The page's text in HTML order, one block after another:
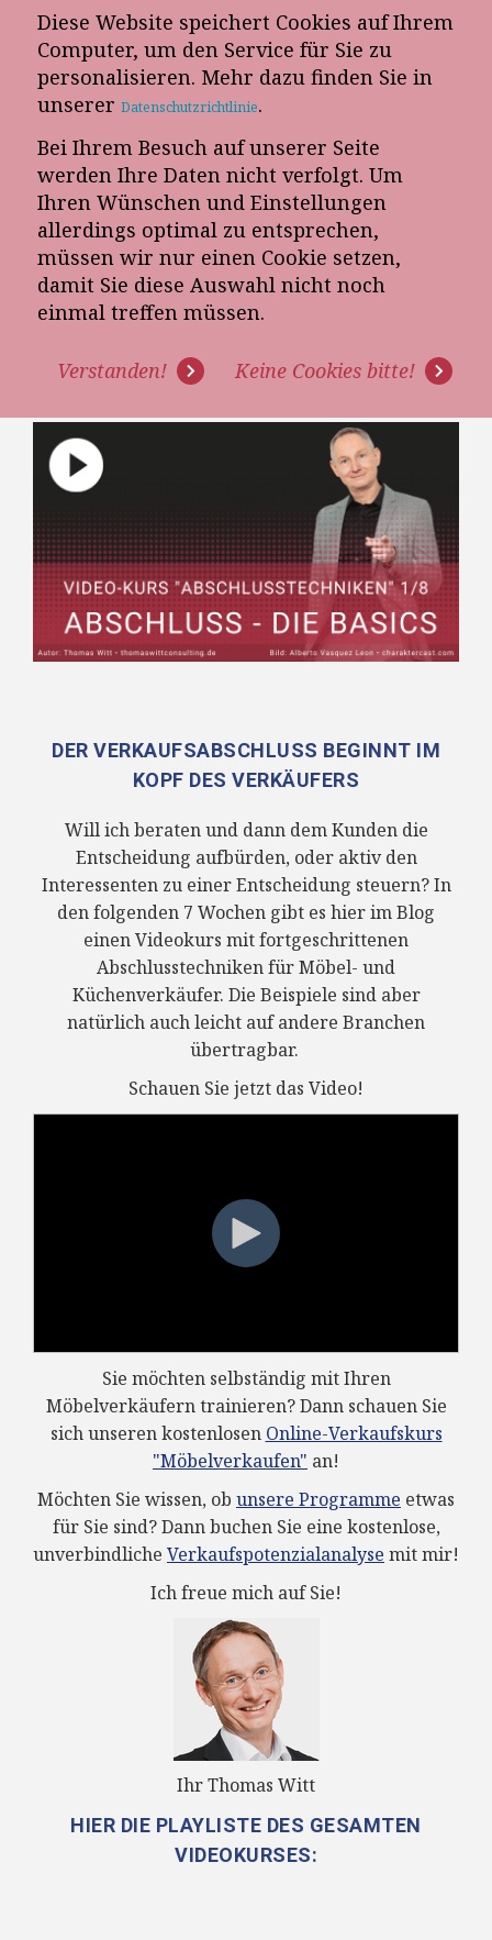
Diese Website speichert Cookies auf Ihrem
Computer, um den Service für Sie zu
personalisieren. Mehr dazu finden Sie in
unserer Datenschutzrichtlinie.
Bei Ihrem Besuch auf unserer Seite
werden Ihre Daten nicht verfolgt. Um
Ihren Wünschen und Einstellungen
allerdings optimal zu entsprechen,
müssen wir nur einen Cookie setzen,
damit Sie diese Auswahl nicht noch
einmal treffen müssen.
Verstanden! Keine Cookies bitte!
E-Mail-Newsletter
Telefon-Termin
[VIDEOKURS 1/8] -
ABSCHLUSSTECHNIKEN - DIE
BASICS
DER VERKAUFSABSCHLUSS BEGINNT IM
KOPF DES VERKÄUFERS
Will ich beraten und dann dem Kunden die
Entscheidung aufbürden, oder aktiv den
Interessenten zu einer Entscheidung steuern? In
den folgenden 7 Wochen gibt es hier im Blog
einen Videokurs mit fortgeschrittenen
Abschlusstechniken für Möbel- und
Küchenverkäufer. Die Beispiele sind aber
natürlich auch leicht auf andere Branchen
übertragbar.
Schauen Sie jetzt das Video!
Sie möchten selbständig mit Ihren
Möbelverkäufern trainieren? Dann schauen Sie
sich unseren kostenlosen Online-Verkaufskurs
"Möbelverkaufen" an!
Möchten Sie wissen, ob unsere Programme etwas
für Sie sind? Dann buchen Sie eine kostenlose,
unverbindliche Verkaufspotenzialanalyse mit mir!
Ich freue mich auf Sie!
Ihr Thomas Witt
HIER DIE PLAYLISTE DES GESAMTEN
VIDEOKURSES: